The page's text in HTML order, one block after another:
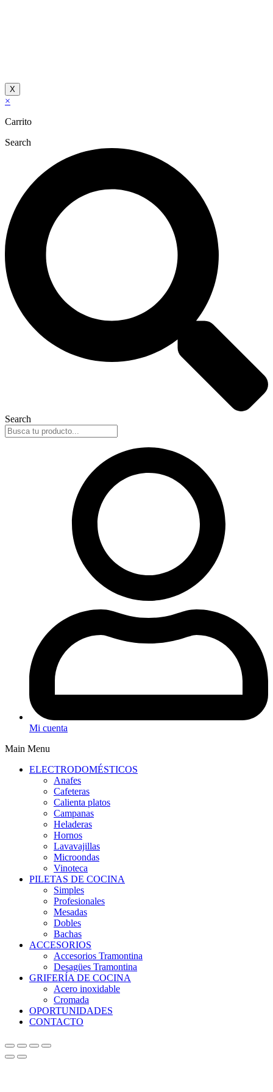
X
×
Carrito
Search
Search
Mi cuenta
Main Menu
ELECTRODOMÉSTICOS
Anafes
Cafeteras
Calienta platos
Campanas
Heladeras
Hornos
Lavavajillas
Microondas
Vinoteca
PILETAS DE COCINA
Simples
Profesionales
Mesadas
Dobles
Bachas
ACCESORIOS
Accesorios Tramontina
Desagües Tramontina
GRIFERÍA DE COCINA
Acero inoxidable
Cromada
OPORTUNIDADES
CONTACTO